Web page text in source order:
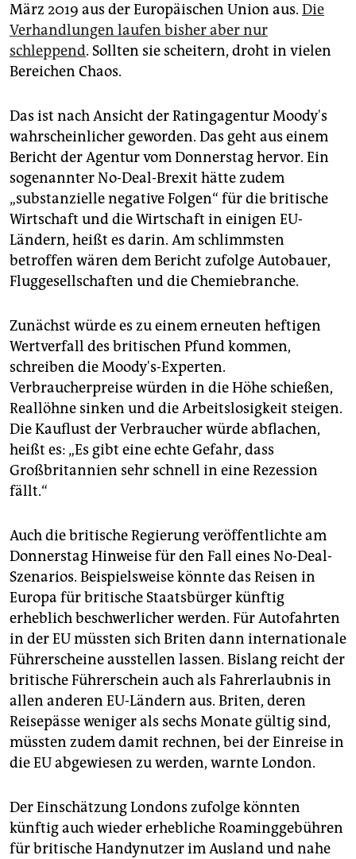
März 2019 aus der Europäischen Union aus. Die
Verhandlungen laufen bisher aber nur
schleppend. Sollten sie scheitern, droht in vielen
Bereichen Chaos.
Das ist nach Ansicht der Ratingagentur Moody's
wahrscheinlicher geworden. Das geht aus einem
Bericht der Agentur vom Donnerstag hervor. Ein
sogenannter No-Deal-Brexit hätte zudem
„substanzielle negative Folgen“ für die britische
Wirtschaft und die Wirtschaft in einigen EU-
Ländern, heißt es darin. Am schlimmsten
betroffen wären dem Bericht zufolge Autobauer,
Fluggesellschaften und die Chemiebranche.
Zunächst würde es zu einem erneuten heftigen
Wertverfall des britischen Pfund kommen,
schreiben die Moody's-Experten.
Verbraucherpreise würden in die Höhe schießen,
Reallöhne sinken und die Arbeitslosigkeit steigen.
Die Kauflust der Verbraucher würde abflachen,
heißt es: „Es gibt eine echte Gefahr, dass
Großbritannien sehr schnell in eine Rezession
fällt.“
Auch die britische Regierung veröffentlichte am
Donnerstag Hinweise für den Fall eines No-Deal-
Szenarios. Beispielsweise könnte das Reisen in
Europa für britische Staatsbürger künftig
erheblich beschwerlicher werden. Für Autofahrten
in der EU müssten sich Briten dann internationale
Führerscheine ausstellen lassen. Bislang reicht der
britische Führerschein auch als Fahrerlaubnis in
allen anderen EU-Ländern aus. Briten, deren
Reisepässe weniger als sechs Monate gültig sind,
müssten zudem damit rechnen, bei der Einreise in
die EU abgewiesen zu werden, warnte London.
Der Einschätzung Londons zufolge könnten
künftig auch wieder erhebliche Roaminggebühren
für britische Handynutzer im Ausland und nahe